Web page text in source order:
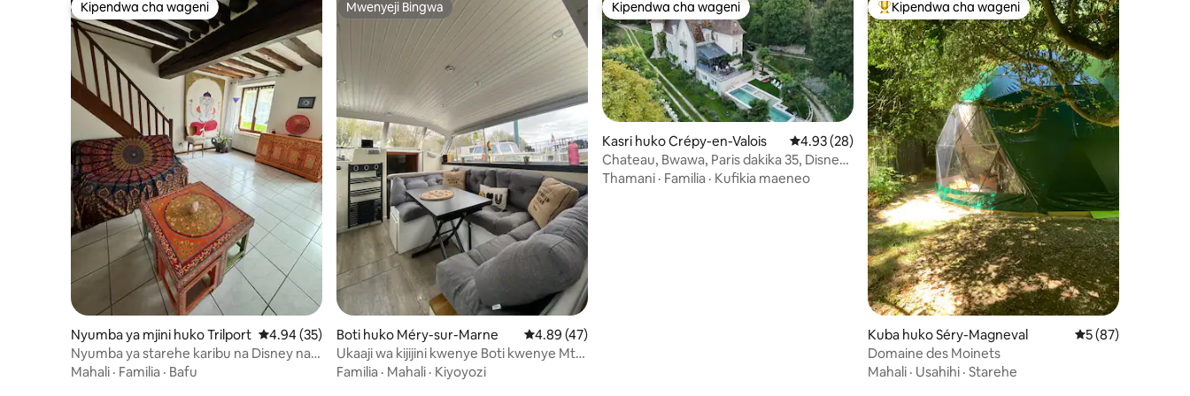
Kipendwa cha wageni
Kipendwa cha wageni
Nyumba ya mjini huko Trilport Ukadiriaji wa wastani wa 4.94 kati ya 5, tathmini 35
4.94 (35)
Nyumba ya starehe karibu na Disney na
Paris
Mahali · Familia · Bafu
Mwenyeji Bingwa
Mwenyeji Bingwa
Boti huko Méry-sur-Marne Ukadiriaji wa wastani wa 4.89 kati ya 5, tathmini 47
4.89 (47)
Ukaaji wa kijijini kwenye Boti kwenye Mto
Marne
Familia · Mahali · Kiyoyozi
Kipendwa cha wageni
Kipendwa cha wageni
Kasri huko Crépy-en-Valois Ukadiriaji wa wastani wa 4.93 kati ya 5, tathmini 28
4.93 (28)
Chateau, Bwawa, Paris dakika 35, Disney
dakika 50
Thamani · Familia · Kufikia maeneo
Kipendwa maarufu cha wageni
Kipendwa cha wageni
Kuba huko Séry-Magneval Ukadiriaji wa
5 (87)
Domaine des Moinets
Mahali · Usahihi · Starehe